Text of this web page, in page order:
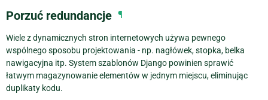
Porzuć redundancje ¶
Wiele z dynamicznych stron internetowych używa pewnego
wspólnego sposobu projektowania - np. nagłówek, stopka, belka
nawigacyjna itp. System szablonów Django powinien sprawić
łatwym magazynowanie elementów w jednym miejscu, eliminując
duplikaty kodu.